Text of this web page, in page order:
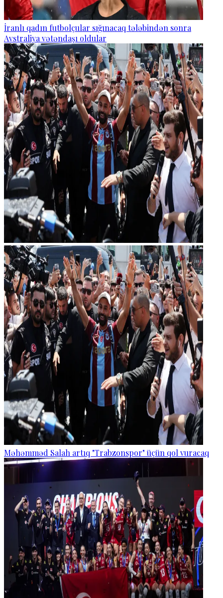
İranlı qadın futbolçular sığınacaq tələbindən sonra
Avstraliya vətəndaşı oldular
Məhəmməd Salah artıq "Trabzonspor" üçün qol vuracaq